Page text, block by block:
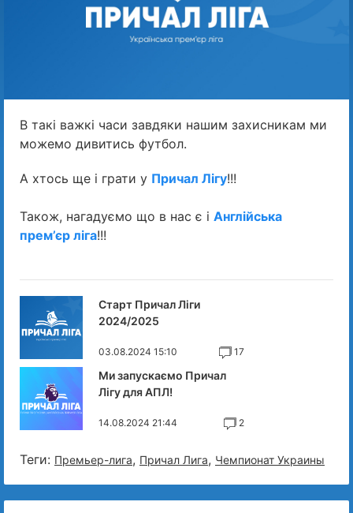
В такі важкі часи завдяки нашим захисникам ми
можемо дивитись футбол.
А хтось ще і грати у Причал Лігу!!!
Також, нагадуємо що в нас є і Англійська
прем’єр ліга!!!
Старт Причал Ліги
2024/2025
03.08.2024 15:10 17
Ми запускаємо Причал
Лігу для АПЛ!
14.08.2024 21:44 2
Теги: Премьер-лига, Причал Лига, Чемпионат Украины